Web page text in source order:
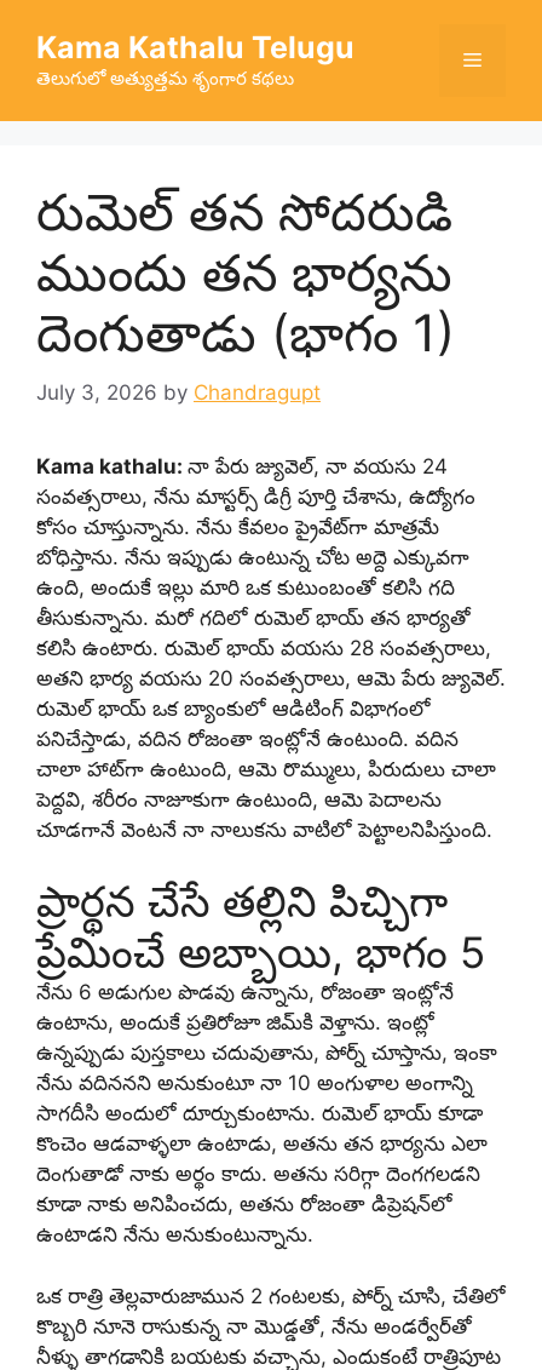
content
Kama Kathalu Telugu
తెలుగులో అత్యుత్తమ శృంగార కథలు
Menu
రుమెల్ తన సోదరుడి
ముందు తన భార్యను
దెంగుతాడు (భాగం 1)
July 3, 2026 by Chandragupt
Kama kathalu: నా పేరు జ్యువెల్, నా వయసు 24
సంవత్సరాలు, నేను మాస్టర్స్ డిగ్రీ పూర్తి చేశాను, ఉద్యోగం
కోసం చూస్తున్నాను. నేను కేవలం ప్రైవేట్‌గా మాత్రమే
బోధిస్తాను. నేను ఇప్పుడు ఉంటున్న చోట అద్దె ఎక్కువగా
ఉంది, అందుకే ఇల్లు మారి ఒక కుటుంబంతో కలిసి గది
తీసుకున్నాను. మరో గదిలో రుమెల్ భాయ్ తన భార్యతో
కలిసి ఉంటారు. రుమెల్ భాయ్ వయసు 28 సంవత్సరాలు,
అతని భార్య వయసు 20 సంవత్సరాలు, ఆమె పేరు జ్యువెల్.
రుమెల్ భాయ్ ఒక బ్యాంకులో ఆడిటింగ్ విభాగంలో
పనిచేస్తాడు, వదిన రోజంతా ఇంట్లోనే ఉంటుంది. వదిన
చాలా హాట్‌గా ఉంటుంది, ఆమె రొమ్ములు, పిరుదులు చాలా
పెద్దవి, శరీరం నాజూకుగా ఉంటుంది, ఆమె పెదాలను
చూడగానే వెంటనే నా నాలుకను వాటిలో పెట్టాలనిపిస్తుంది.
ప్రార్థన చేసే తల్లిని పిచ్చిగా
ప్రేమించే అబ్బాయి, భాగం 5
నేను 6 అడుగుల పొడవు ఉన్నాను, రోజంతా ఇంట్లోనే
ఉంటాను, అందుకే ప్రతిరోజూ జిమ్‌కి వెళ్తాను. ఇంట్లో
ఉన్నప్పుడు పుస్తకాలు చదువుతాను, పోర్న్ చూస్తాను, ఇంకా
నేను వదిననని అనుకుంటూ నా 10 అంగుళాల అంగాన్ని
సాగదీసి అందులో దూర్చుకుంటాను. రుమెల్ భాయ్ కూడా
కొంచెం ఆడవాళ్ళలా ఉంటాడు, అతను తన భార్యను ఎలా
దెంగుతాడో నాకు అర్థం కాదు. అతను సరిగ్గా దెంగగలడని
కూడా నాకు అనిపించదు, అతను రోజంతా డిప్రెషన్‌లో
ఉంటాడని నేను అనుకుంటున్నాను.
ఒక రాత్రి తెల్లవారుజామున 2 గంటలకు, పోర్న్ చూసి, చేతిలో
కొబ్బరి నూనె రాసుకున్న నా మొడ్డతో, నేను అండర్వేర్‌తో
నీళ్ళు తాగడానికి బయటకు వచ్చాను, ఎందుకంటే రాత్రిపూట